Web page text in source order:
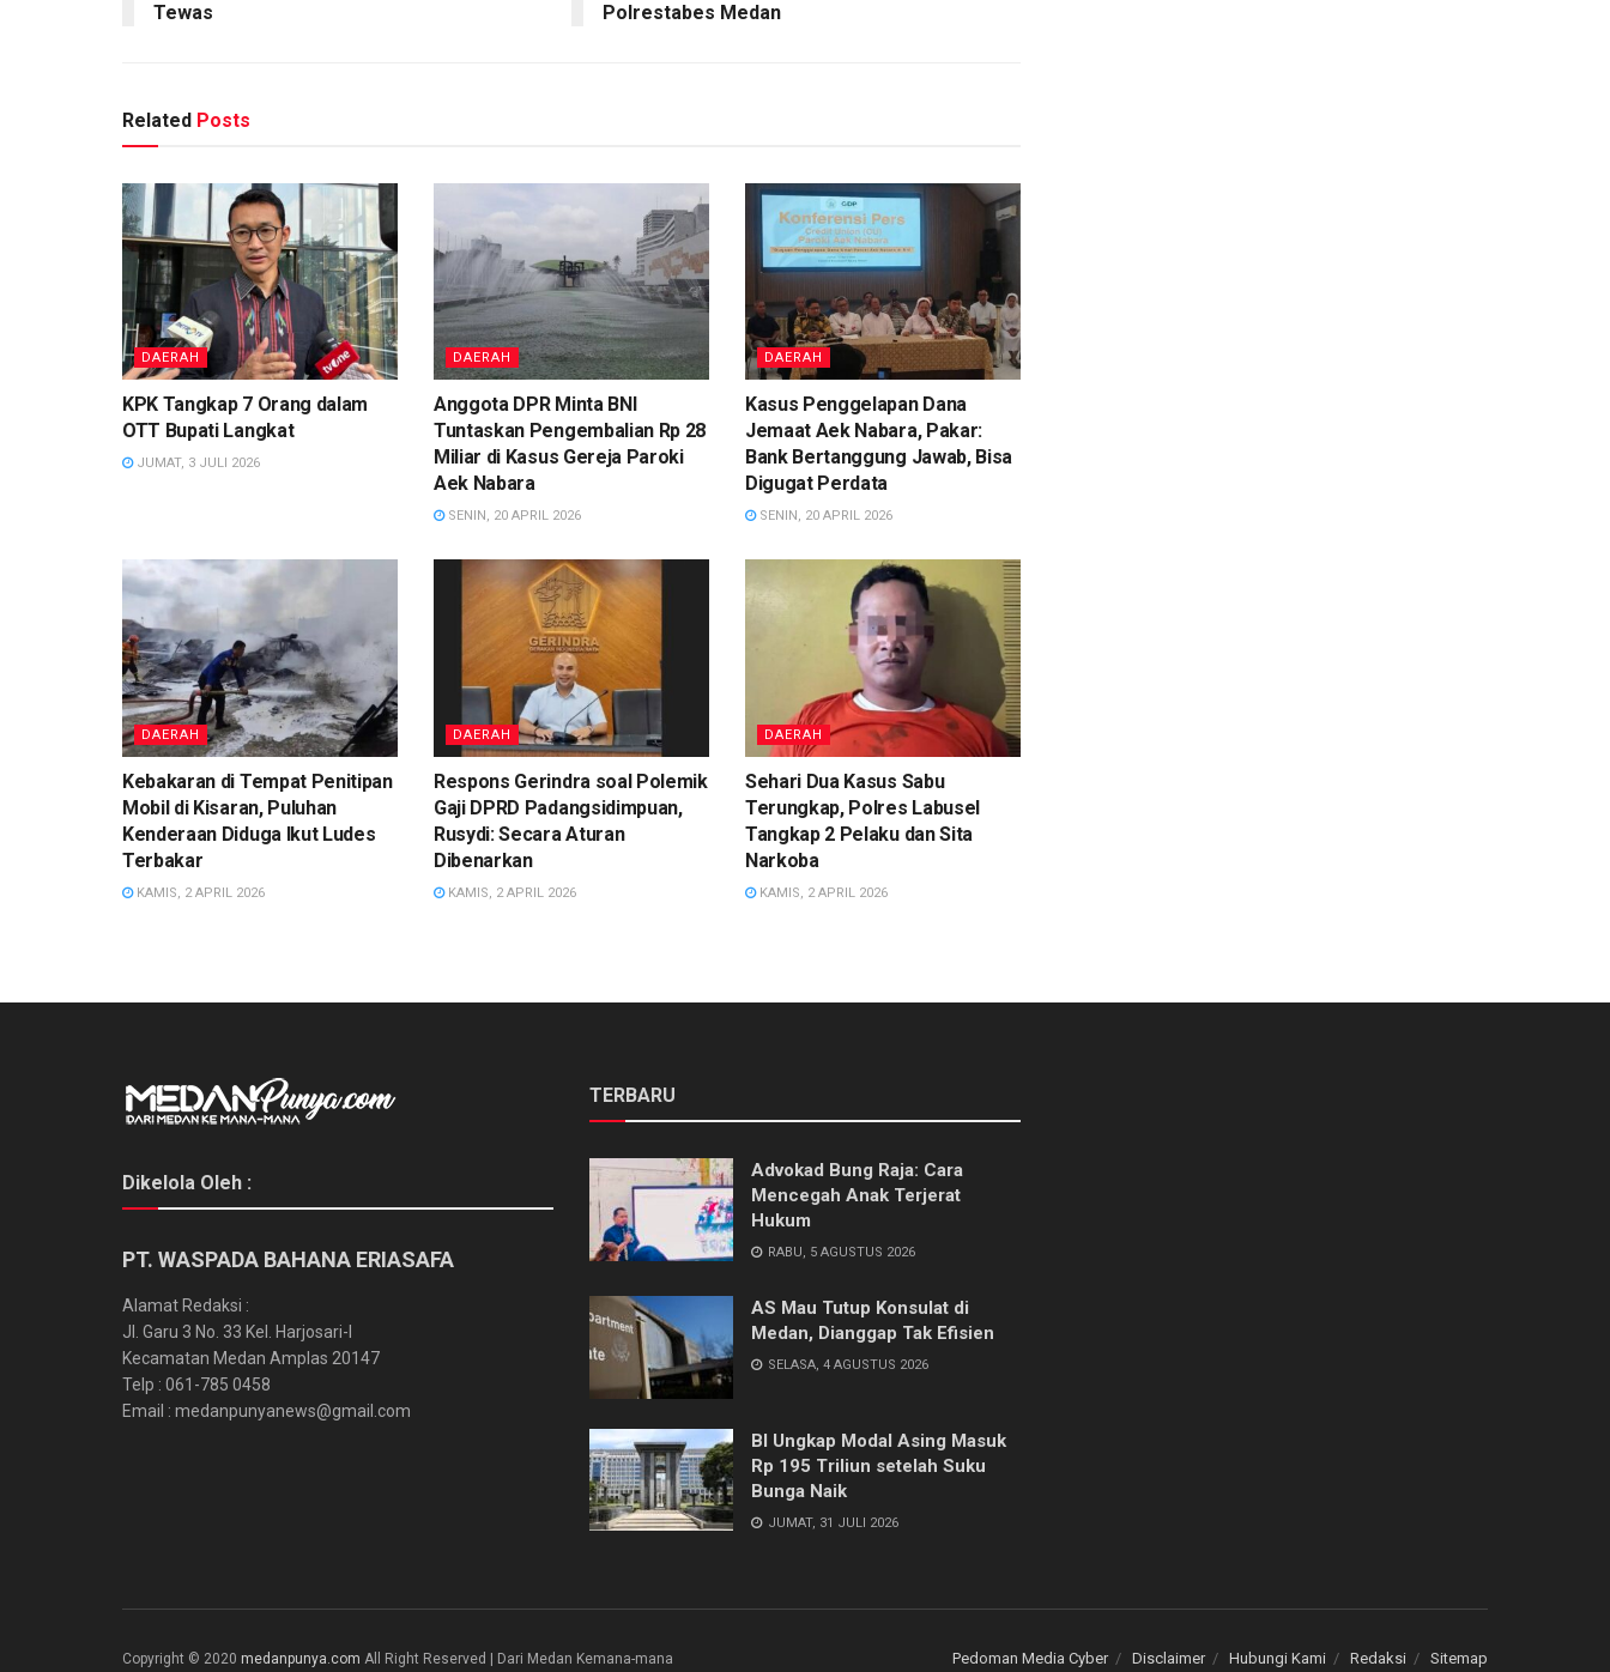
Tewas
Polrestabes Medan
Related Posts
DAERAH
KPK Tangkap 7 Orang dalam
OTT Bupati Langkat
JUMAT, 3 JULI 2026
DAERAH
Anggota DPR Minta BNI
Tuntaskan Pengembalian Rp 28
Miliar di Kasus Gereja Paroki
Aek Nabara
SENIN, 20 APRIL 2026
DAERAH
Kasus Penggelapan Dana
Jemaat Aek Nabara, Pakar:
Bank Bertanggung Jawab, Bisa
Digugat Perdata
SENIN, 20 APRIL 2026
DAERAH
Kebakaran di Tempat Penitipan
Mobil di Kisaran, Puluhan
Kenderaan Diduga Ikut Ludes
Terbakar
KAMIS, 2 APRIL 2026
DAERAH
Respons Gerindra soal Polemik
Gaji DPRD Padangsidimpuan,
Rusydi: Secara Aturan
Dibenarkan
KAMIS, 2 APRIL 2026
DAERAH
Sehari Dua Kasus Sabu
Terungkap, Polres Labusel
Tangkap 2 Pelaku dan Sita
Narkoba
KAMIS, 2 APRIL 2026
Dikelola Oleh :
PT. WASPADA BAHANA ERIASAFA
Alamat Redaksi :
Jl. Garu 3 No. 33 Kel. Harjosari-I
Kecamatan Medan Amplas 20147
Telp : 061-785 0458
Email : medanpunyanews@gmail.com
TERBARU
Advokad Bung Raja: Cara
Mencegah Anak Terjerat
Hukum
RABU, 5 AGUSTUS 2026
AS Mau Tutup Konsulat di
Medan, Dianggap Tak Efisien
SELASA, 4 AGUSTUS 2026
BI Ungkap Modal Asing Masuk
Rp 195 Triliun setelah Suku
Bunga Naik
JUMAT, 31 JULI 2026
Pedoman Media Cyber Disclaimer Hubungi Kami Redaksi Sitemap
Copyright © 2020 medanpunya.com All Right Reserved | Dari Medan Kemana-mana